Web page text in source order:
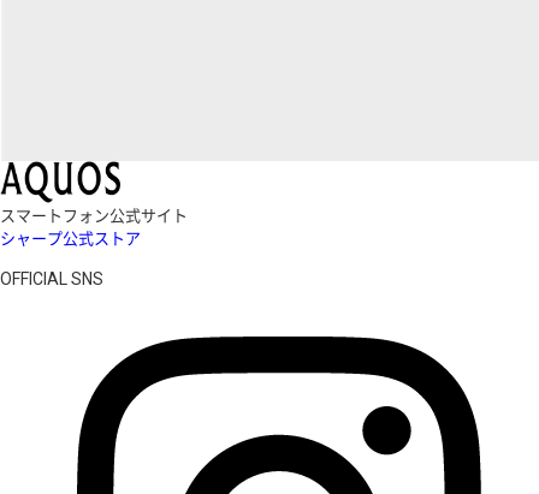
スマートフォン公式サイト
シャープ公式ストア
OFFICIAL SNS